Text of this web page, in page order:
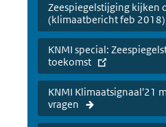
Zeespiegelstijging kijken
(klimaatbericht feb 2018)
KNMI special:
toekomst
KNMI Klimaatsignaal'21
vragen